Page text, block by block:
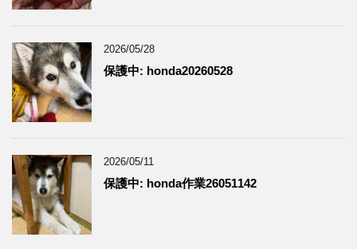
2026/05/28
保護中: honda20260528
2026/05/11
保護中: honda作業26051142